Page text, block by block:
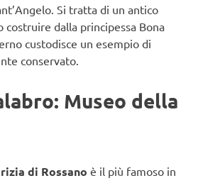
Si tratta di un antico
dalla principessa Bona
custodisce un esempio di
conservato.
Museo della
di Rossano è il più famoso in